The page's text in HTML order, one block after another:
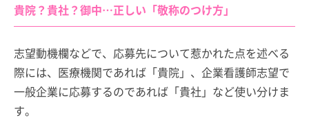
貴院？貴社？御中…正しい「敬称のつけ方」
志望動機欄などで、応募先について惹かれた点を述べる
際には、医療機関であれば「貴院」、企業看護師志望で
一般企業に応募するのであれば「貴社」など使い分けま
す。